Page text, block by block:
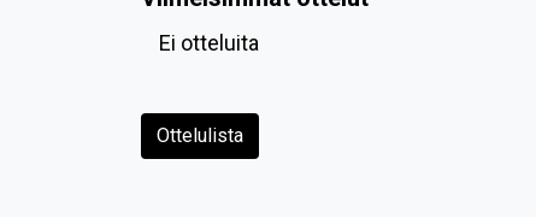
Ei otteluita
Ottelulista